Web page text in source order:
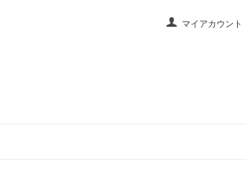
マイアカウント